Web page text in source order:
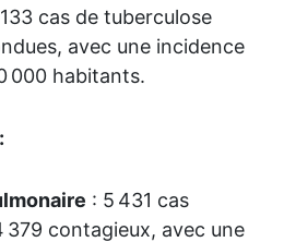
cas de tuberculose
avec une incidence
000 habitants.
: 5 431 cas
379 contagieux, avec une